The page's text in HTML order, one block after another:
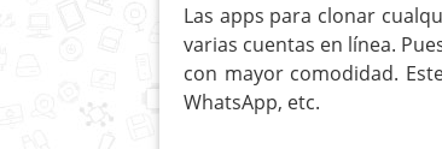
Las apps para clonar
varias cuentas en línea.
con mayor comodidad.
WhatsApp, etc.